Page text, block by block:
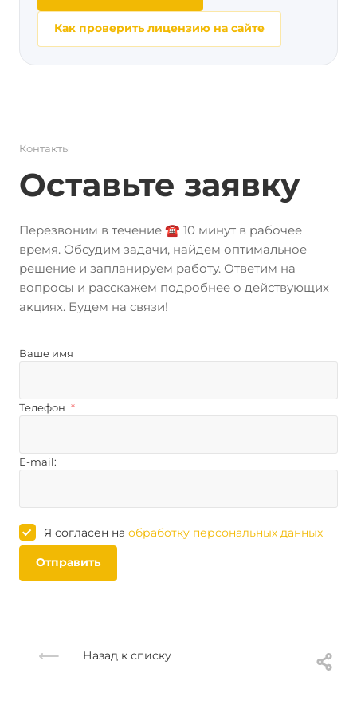
Как проверить лицензию на сайте
Контакты
Оставьте заявку
Перезвоним в течение ☎️ 10 минут в рабочее
время. Обсудим задачи, найдем оптимальное
решение и запланируем работу. Ответим на
вопросы и расскажем подробнее о действующих
акциях. Будем на связи!
Ваше имя
Телефон *
E-mail:
Я согласен на обработку персональных данных
Отправить
Назад к списку